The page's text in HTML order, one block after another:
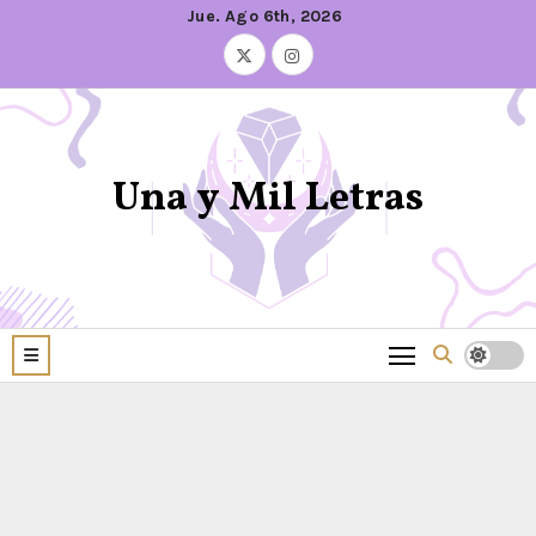
Jue. Ago 6th, 2026
Una y Mil Letras